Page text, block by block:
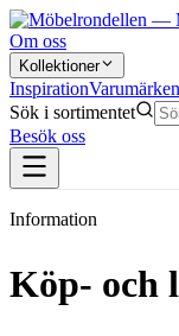
Om oss
Kollektioner
InspirationVarumärken
Sök i sortimentet
Besök oss
Information
Köp- och